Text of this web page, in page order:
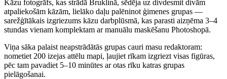
Kāzu fotogrāfs, kas strādā Bruklinā, sēdēja uz divdesmit divām
atpaliekošām kāzām, lielāko daļu palēninot ģimenes grupas —
sarežģītākais izgriezums kāzu darbplūsmā, kas parasti aizņēma 3–4
stundas vienam komplektam ar manuālu maskēšanu Photoshopā.
Viņa sāka palaist neapstrādātās grupas cauri masu redaktoram:
nometiet 200 izejas attēlu mapi, ļaujiet rīkam izgriezt visas figūras,
pēc tam pavadiet 5–10 minūtes ar otas rīku katras grupas
pielāgošanai.